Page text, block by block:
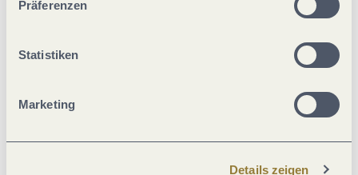
Präferenzen
Statistiken
Marketing
Details zeigen